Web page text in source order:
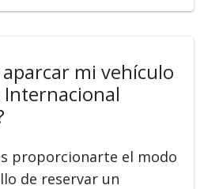
mi vehículo
proporcionarte el modo
de reservar un